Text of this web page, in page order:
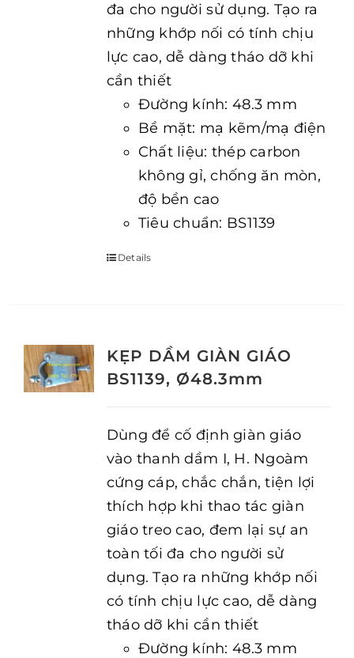
đa cho người sử dụng. Tạo ra
những khớp nối có tính chịu
lực cao, dễ dàng tháo dỡ khi
cần thiết
Đường kính: 48.3 mm
Bề mặt: mạ kẽm/mạ điện
Chất liệu: thép carbon
không gỉ, chống ăn mòn,
độ bền cao
Tiêu chuẩn: BS1139
Details
KẸP DẦM GIÀN GIÁO
BS1139, Ø48.3mm
Dùng để cố định giàn giáo
vào thanh dầm I, H. Ngoàm
cứng cáp, chắc chắn, tiện lợi
thích hợp khi thao tác giàn
giáo treo cao, đem lại sự an
toàn tối đa cho người sử
dụng. Tạo ra những khớp nối
có tính chịu lực cao, dễ dàng
tháo dỡ khi cần thiết
Đường kính: 48.3 mm